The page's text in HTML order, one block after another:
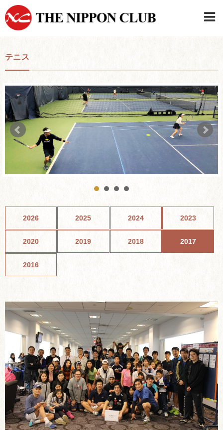
テニス
2026 2025 2024 2023
2020 2019 2018 2017
2016
日本クラブメンバーログイン
連絡先・駐車場
はじめてご利用の方はこちら
›